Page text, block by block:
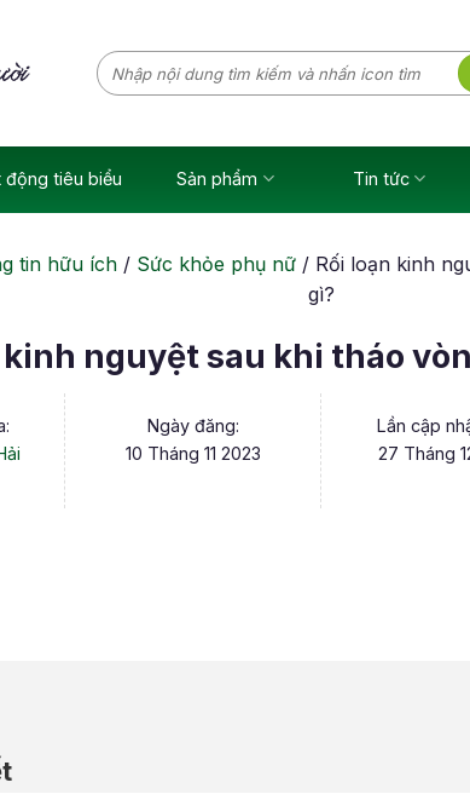
Tìm
kiếm:
động tiêu biểu Sản phẩm Tin tức
tin hữu ích/ Sức khỏe phụ nữ/ Rối loạn kinh
gì?
kinh nguyệt sau khi tháo
Ngày đăng:
10 Tháng 11 2023
Lần cập
27 Tháng